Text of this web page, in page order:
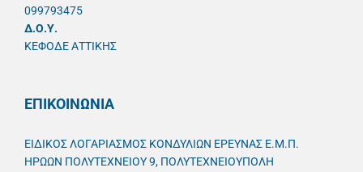
099793475
Δ.Ο.Υ.
ΚΕΦΟΔΕ ΑΤΤΙΚΗΣ
ΕΠΙΚΟΙΝΩΝΙΑ
ΕΙΔΙΚΟΣ ΛΟΓΑΡΙΑΣΜΟΣ ΚΟΝΔΥΛΙΩΝ ΕΡΕΥΝΑΣ Ε.Μ.Π.
ΗΡΩΩΝ ΠΟΛΥΤΕΧΝΕΙΟΥ 9, ΠΟΛΥΤΕΧΝΕΙΟΥΠΟΛΗ